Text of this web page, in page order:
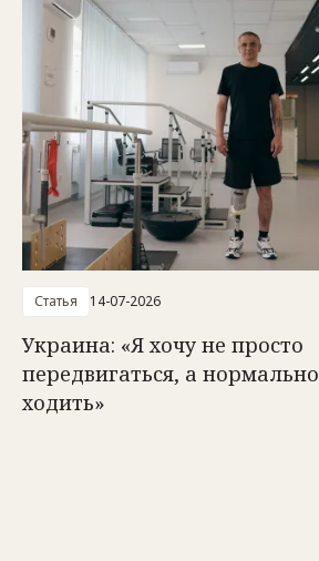
Статья 14-07-2026
Украина: «Я хочу не просто
передвигаться, а нормально
ходить»